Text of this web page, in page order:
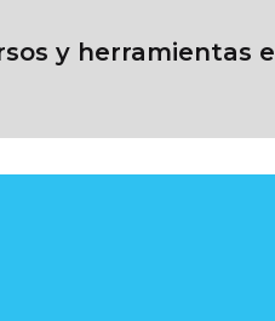
y herramientas